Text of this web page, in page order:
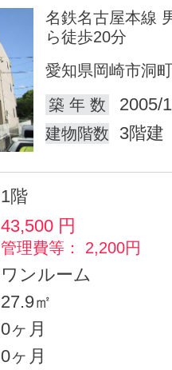
名鉄名古屋本線
ら徒歩20分
愛知県岡崎市洞町
築 年 数
2005/
建物階数 3階建
1階
43,500 円
管理費等： 2,200円
ワンルーム
27.9㎡
0ヶ月
0ヶ月